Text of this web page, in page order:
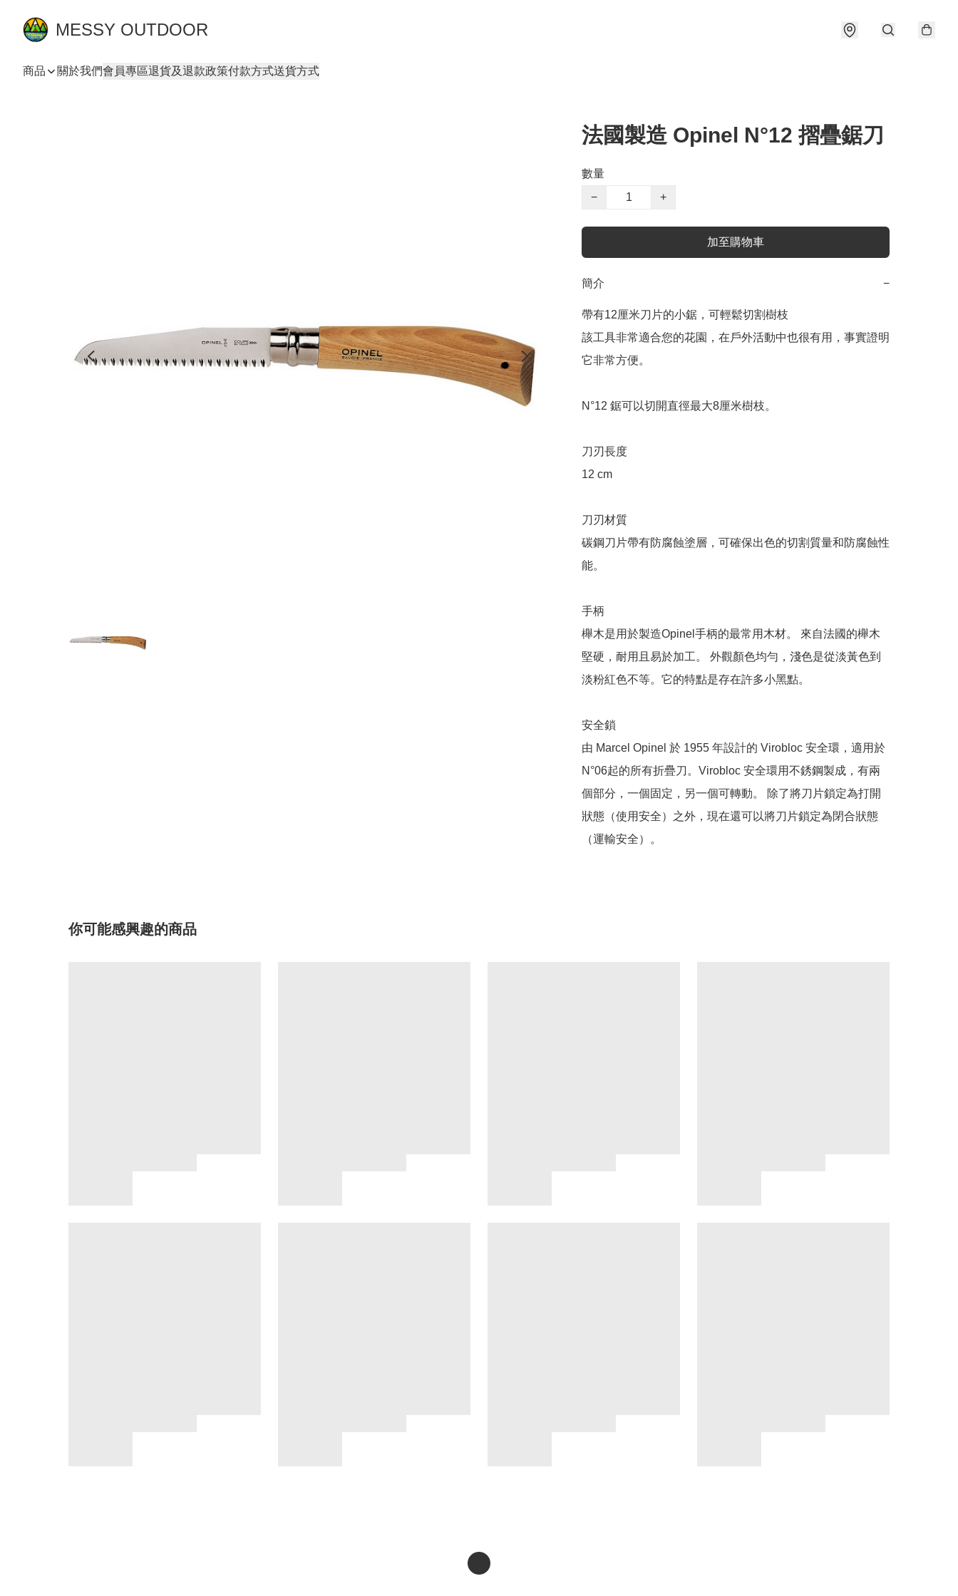
MESSY OUTDOOR
商品 關於我們會員專區退貨及退款政策付款方式送貨方式
法國製造 Opinel N°12 摺疊鋸刀
數量
−
+
加至購物車
簡介 −
帶有12厘米刀片的小鋸，可輕鬆切割樹枝
該工具非常適合您的花園，在戶外活動中也很有用，事實證明
它非常方便。
N°12 鋸可以切開直徑最大8厘米樹枝。
刀刃長度
12 cm
刀刃材質
碳鋼刀片帶有防腐蝕塗層，可確保出色的切割質量和防腐蝕性
能。
手柄
櫸木是用於製造Opinel手柄的最常用木材。 來自法國的櫸木
堅硬，耐用且易於加工。 外觀顏色均勻，淺色是從淡黃色到
淡粉紅色不等。它的特點是存在許多小黑點。
安全鎖
由 Marcel Opinel 於 1955 年設計的 Virobloc 安全環，適用於
N°06起的所有折疊刀。Virobloc 安全環用不銹鋼製成，有兩
個部分，一個固定，另一個可轉動。 除了將刀片鎖定為打開
狀態（使用安全）之外，現在還可以將刀片鎖定為閉合狀態
（運輸安全）。
你可能感興趣的商品